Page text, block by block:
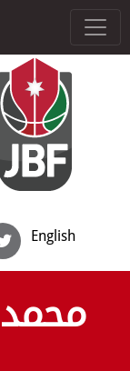
English
محمد